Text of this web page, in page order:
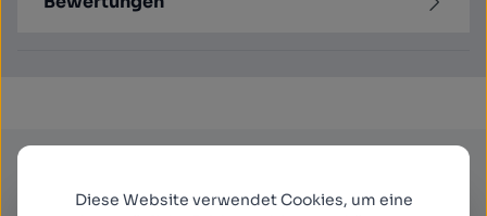
Diese Website verwendet Cookies, um eine